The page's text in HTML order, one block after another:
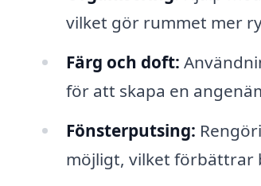
vilket gör rummet mer
Färg och doft:
för att skapa en
Fönsterputsing:
möjligt, vilket förbättrar